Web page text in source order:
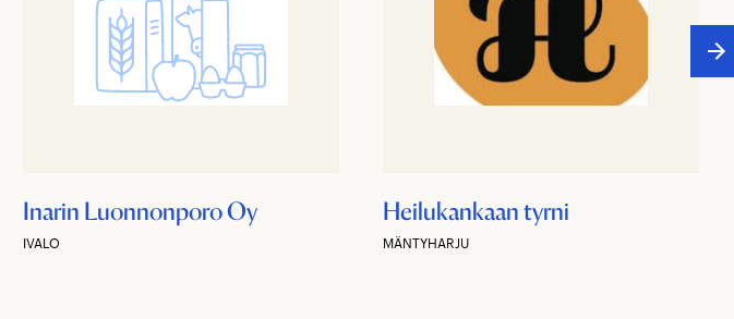
Inarin Luonnonporo Oy
IVALO
Heilukankaan tyrni
MÄNTYHARJU